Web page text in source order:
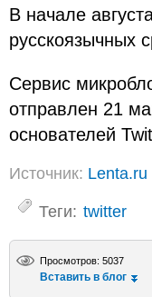
В начале
русскоязычных
Сервис
отправлен 21
основателей
Источник: Lenta.ru
Теги: twitter
Просмотров: 5037
Вставить в блог